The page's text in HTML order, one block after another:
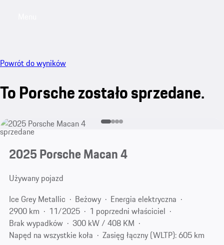
Powrót do wyników
To Porsche zostało sprzedane.
sprzedane
2025 Porsche Macan 4
Używany pojazd
Ice Grey Metallic
Beżowy
Energia elektryczna
2900 km
11/2025
1 poprzedni właściciel
Brak wypadków
300 kW / 408 KM
Napęd na wszystkie koła
Zasięg łączny (WLTP): 605 km